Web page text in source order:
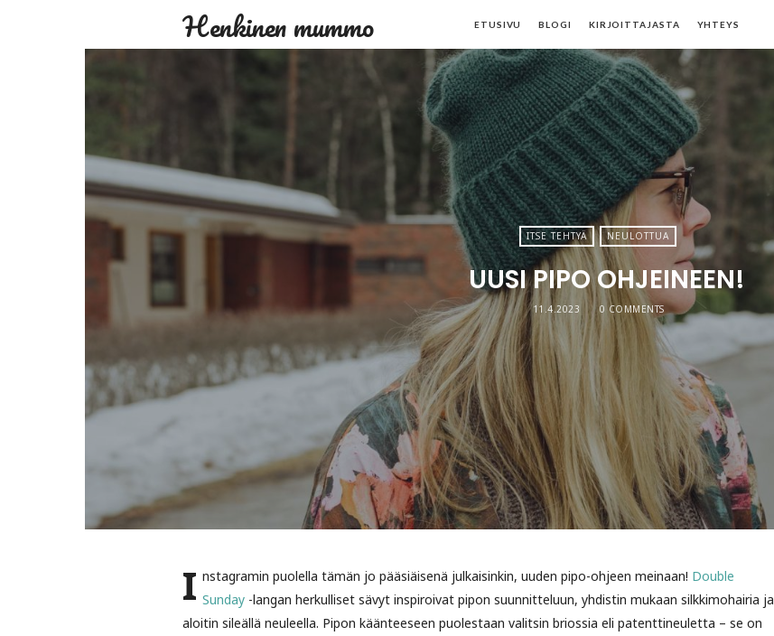
Henkinen mummo ETUSIVU BLOGI KIRJOITTAJASTA YHTEYS
ITSE TEHTYÄ NEULOTTUA
UUSI PIPO OHJEINEEN!
11.4.2023 0 COMMENTS
I nstagramin puolella tämän jo pääsiäisenä julkaisinkin, uuden pipo-ohjeen meinaan! Double
Sunday -langan herkulliset sävyt inspiroivat pipon suunnitteluun, yhdistin mukaan silkkimohairia ja
aloitin sileällä neuleella. Pipon käänteeseen puolestaan valitsin briossia eli patenttineuletta – se on